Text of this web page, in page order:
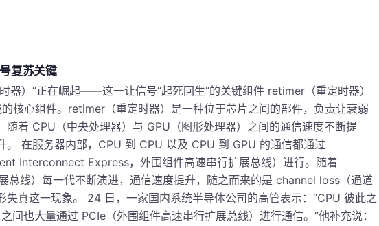
复苏关键
器）”正在崛起——这一让信号“起死回生”的关键组件 retimer（重定时器）
核心组件。retimer（重定时器）是一种位于芯片之间的部件，负责让衰弱
随着 CPU（中央处理器）与 GPU（图形处理器）之间的通信速度不断提
。 在服务器内部，CPU 到 CPU 以及 CPU 到 GPU 的通信都通过
Interconnect Express，外围组件高速串行扩展总线）进行。随着
总线）每一代不断演进，通信速度提升，随之而来的是 channel loss（通道
真这一现象。 24 日，一家国内系统半导体公司的高管表示：“CPU 彼此之
间也大量通过 PCIe（外围组件高速串行扩展总线）进行通信。”他补充说：